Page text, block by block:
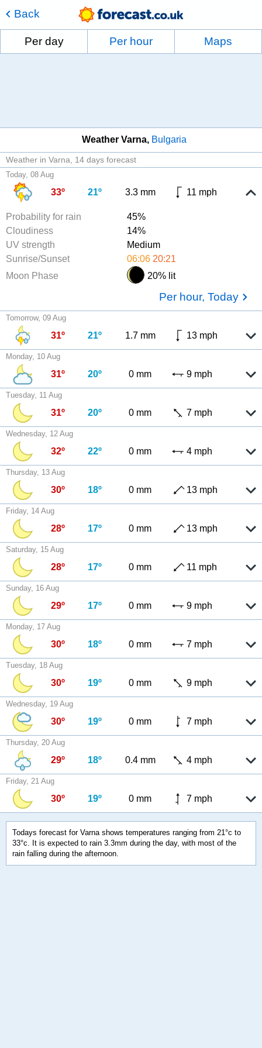
Back
Per day Per hour Maps
Weather Varna Bulgaria
Weather in Varna 14 days forecast
Today, 08 Aug
33º 21º 3.3 mm 11 mph
Probability for rain
45%
Cloudiness
14%
UV strength
Medium
Sunrise/Sunset
06:06 20:21
Moon Phase
20% lit
Per hour, Today
Tomorrow, 09 Aug
31º 21º 1.7 mm 13 mph
Monday, 10 Aug
31º 20º 0 mm 9 mph
Tuesday, 11 Aug
31º 20º 0 mm 7 mph
Wednesday, 12 Aug
32º 22º 0 mm 4 mph
Thursday, 13 Aug
30º 18º 0 mm 13 mph
Friday, 14 Aug
28º 17º 0 mm 13 mph
Saturday, 15 Aug
28º 17º 0 mm 11 mph
Sunday, 16 Aug
29º 17º 0 mm 9 mph
Monday, 17 Aug
30º 18º 0 mm 7 mph
Tuesday, 18 Aug
30º 19º 0 mm 9 mph
Wednesday, 19 Aug
30º 19º 0 mm 7 mph
Thursday, 20 Aug
29º 18º 0.4 mm 4 mph
Friday, 21 Aug
30º 19º 0 mm 7 mph
Todays forecast for Varna shows temperatures ranging from 21°c to
33°c. It is expected to rain 3.3mm during the day, with most of the
rain falling during the afternoon.